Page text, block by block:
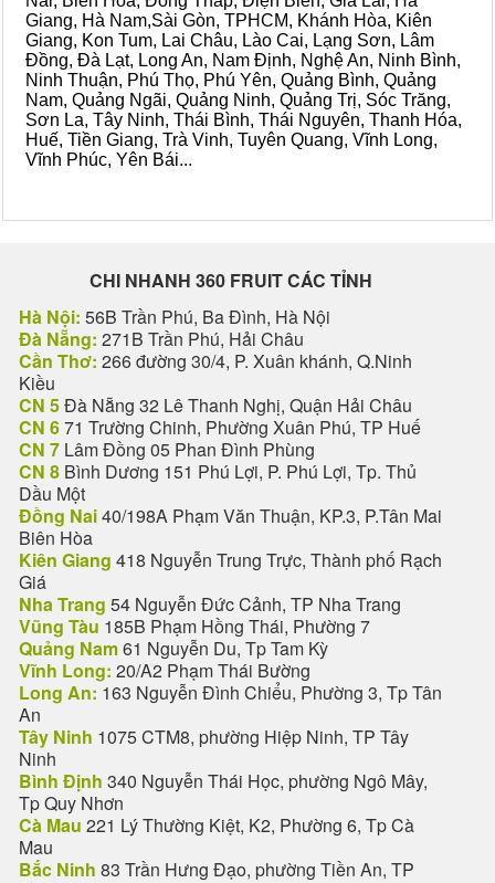
Giang, Hà Nam,Sài Gòn, TPHCM, Khánh Hòa, Kiên
Giang, Kon Tum, Lai Châu, Lào Cai, Lạng Sơn, Lâm
Đồng, Đà Lạt, Long An, Nam Định, Nghệ An, Ninh Bình,
Ninh Thuận, Phú Thọ, Phú Yên, Quảng Bình, Quảng
Nam, Quảng Ngãi, Quảng Ninh, Quảng Trị, Sóc Trăng,
Sơn La, Tây Ninh, Thái Bình, Thái Nguyên, Thanh Hóa,
Huế, Tiền Giang, Trà Vinh, Tuyên Quang, Vĩnh Long,
Vĩnh Phúc, Yên Bái...
CHI NHANH 360 FRUIT CÁC TỈNH
Hà Nội: 56B Trần Phú, Ba Đình, Hà Nội
Đà Nẵng: 271B Trần Phú, Hải Châu
Cần Thơ: 266 đường 30/4, P. Xuân khánh, Q.Ninh
Kiều
CN 5Đà Nẵng 32 Lê Thanh Nghị, Quận Hải Châu
CN 671 Trường Chinh, Phường Xuân Phú, TP Huế
CN 7 Lâm Đồng 05 Phan Đình Phùng
CN 8 Bình Dương 151 Phú Lợi, P. Phú Lợi, Tp. Thủ
Dầu Một
Đồng Nai40/198A Phạm Văn Thuận, KP.3, P.Tân Mai
Biên Hòa
Kiên Giang 418 Nguyễn Trung Trực, Thành phố Rạch
Giá
Nha Trang 54 Nguyễn Đức Cảnh, TP Nha Trang
Vũng Tàu 185B Phạm Hồng Thái, Phường 7
Quảng Nam61 Nguyễn Du, Tp Tam Kỳ
Vĩnh Long: 20/A2 Phạm Thái Bường
Long An: 163 Nguyễn Đình Chiểu, Phường 3, Tp Tân
An
Tây Ninh 1075 CTM8, phường Hiệp Ninh, TP Tây
Ninh
Bình Định 340 Nguyễn Thái Học, phường Ngô Mây,
Tp Quy Nhơn
Cà Mau 221 Lý Thường Kiệt, K2, Phường 6, Tp Cà
Mau
Bắc Ninh 83 Trần Hưng Đạo, phường Tiền An, TP